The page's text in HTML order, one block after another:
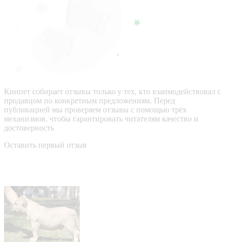
Кинпет собирает отзывы только у тех, кто взаимодействовал с
продавцом по конкретным предложениям. Перед
публикацией мы проверяем отзывы с помощью трёх
механизмов, чтобы гарантировать читателям качество и
достоверность
Оставить первый отзыв